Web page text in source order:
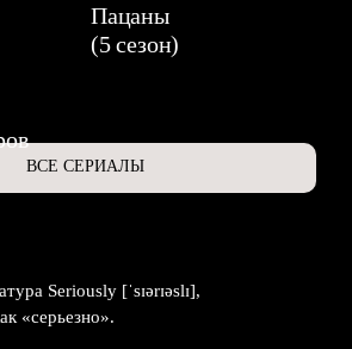
Пацаны
(5 сезон)
ВСЕ СЕРИАЛЫ
Seriously [ˈsɪərɪəslɪ],
«серьезно».